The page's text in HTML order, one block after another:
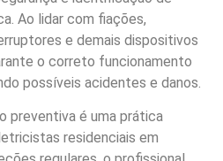
Ao lidar com fiações,
e demais dispositivos
o correto funcionamento
possíveis acidentes e danos.
preventiva é uma prática
residenciais em